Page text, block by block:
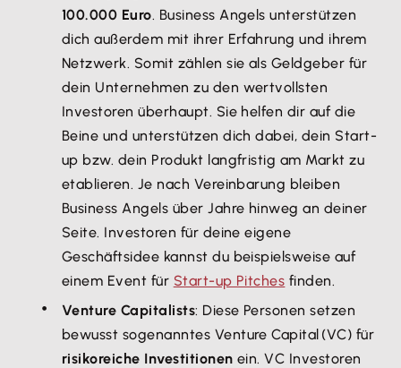
100.000 Euro. Business Angels unterstützen
dich außerdem mit ihrer Erfahrung und ihrem
Netzwerk. Somit zählen sie als Geldgeber für
dein Unternehmen zu den wertvollsten
Investoren überhaupt. Sie helfen dir auf die
Beine und unterstützen dich dabei, dein Start-
up bzw. dein Produkt langfristig am Markt zu
etablieren. Je nach Vereinbarung bleiben
Business Angels über Jahre hinweg an deiner
Seite. Investoren für deine eigene
Geschäftsidee kannst du beispielsweise auf
einem Event für Start-up Pitches finden.
Venture Capitalists: Diese Personen setzen
bewusst sogenanntes Venture Capital (VC) für
risikoreiche Investitionen ein. VC Investoren